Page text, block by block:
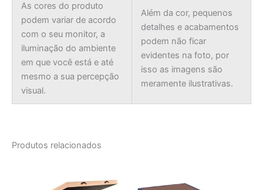
As cores do produto
podem variar de acordo
com o seu monitor, a
iluminação do ambiente
em que você está e até
mesmo a sua percepção
visual.
Além da cor, pequenos
detalhes e acabamentos
podem não ficar
evidentes na foto, por
isso as imagens são
meramente ilustrativas.
Produtos relacionados